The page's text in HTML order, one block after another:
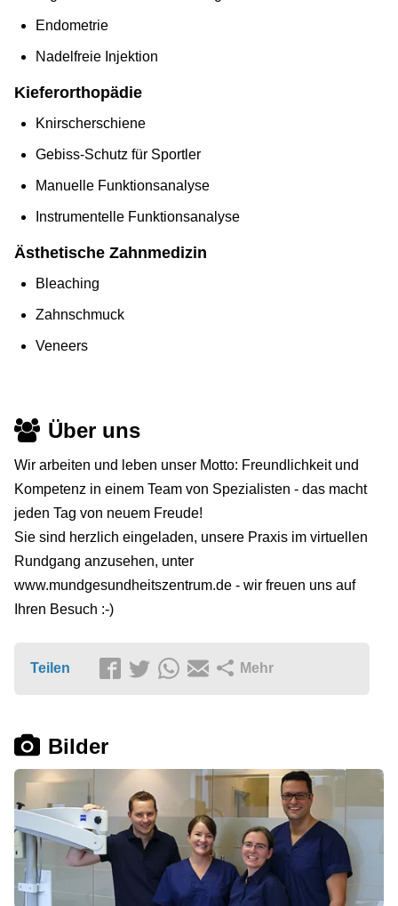
Endometrie
Nadelfreie Injektion
Kieferorthopädie
Knirscherschiene
Gebiss-Schutz für Sportler
Manuelle Funktionsanalyse
Instrumentelle Funktionsanalyse
Ästhetische Zahnmedizin
Bleaching
Zahnschmuck
Veneers
Über uns
Wir arbeiten und leben unser Motto: Freundlichkeit und
Kompetenz in einem Team von Spezialisten - das macht
jeden Tag von neuem Freude!
Sie sind herzlich eingeladen, unsere Praxis im virtuellen
Rundgang anzusehen, unter
www.mundgesundheitszentrum.de - wir freuen uns auf
Ihren Besuch :-)
Teilen Mehr
Bilder